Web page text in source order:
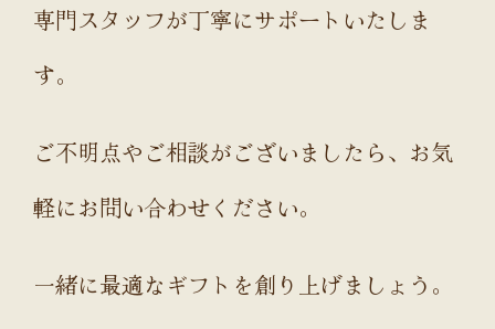
専門スタッフが丁寧にサポートいたしま
す。
ご不明点やご相談がございましたら、お気
軽にお問い合わせください。
一緒に最適なギフトを創り上げましょう。